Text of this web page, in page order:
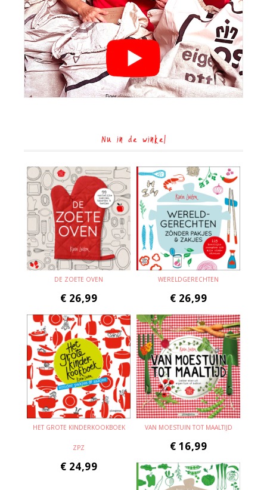
Nu in de winkel
DE ZOETE OVEN
€ 26,99
WERELDGERECHTEN
€ 26,99
HET GROTE KINDERKOOKBOEK
ZPZ
€ 24,99
VAN MOESTUIN TOT MAALTIJD
€ 16,99